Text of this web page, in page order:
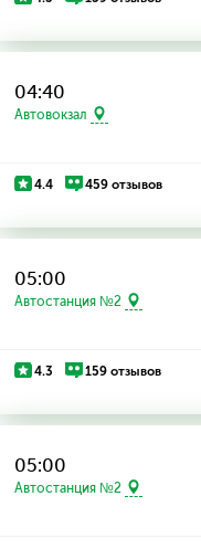
04:40
Автовокзал
4.4 459 отзывов
05:00
Автостанция №2
4.3 159 отзывов
05:00
Автостанция №2